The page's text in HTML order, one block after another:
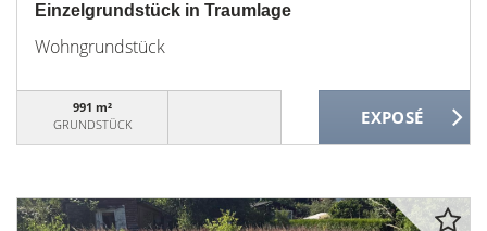
Einzelgrundstück in Traumlage
Wohngrundstück
991 m²
GRUNDSTÜCK